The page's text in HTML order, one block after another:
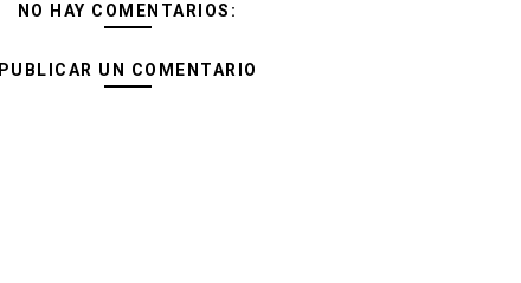
NO HAY COMENTARIOS:
PUBLICAR UN COMENTARIO